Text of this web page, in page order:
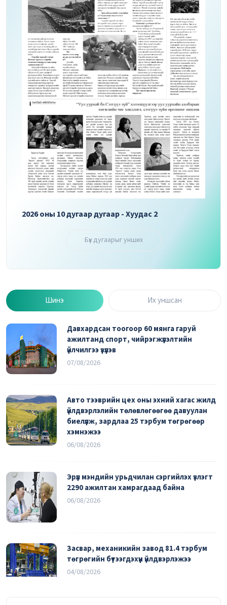
2026 оны 10 дугаар дугаар - Хуудас 2
Бүх дугаарыг унших
Шинэ Их уншсан
Давхардсан тоогоор 60 мянга гаруй
ажилтанд спорт, чийрэгжүүлэлтийн
үйлчилгээ үзүүлэв
07/08/2026
Авто тээврийн цех оны эхний хагас жилд
үйлдвэрлэлийн төлөвлөгөөгөө давуулан
биелүүлж, зардлаа 25 тэрбум төгрөгөөр
хэмнэжээ
06/08/2026
Эрүүл мэндийн урьдчилан сэргийлэх үзлэгт
2290 ажилтан хамрагдаад байна
06/08/2026
Засвар, механикийн завод 81.4 тэрбум
төгрөгийн бүтээгдэхүүн үйлдвэрлэжээ
04/08/2026